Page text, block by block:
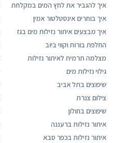
איך להגביר את לחץ המים במקלחת
איך בוחרים אינסטלטור אמין
איך מבצעים איתור נזילות מים בגז
החלפת בורות וקווי ביוב
מצלמה תרמית לאיתור נזילות
גילוי נזילות מים
שיפוצים בתל אביב
צילום צנרת
שיפוצים בחולון
איתור נזילות ברעננה
איתור נזילות בכפר סבא